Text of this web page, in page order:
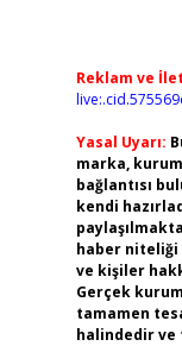
Reklam ve
Yasal Uyarı:
marka,
bağlantısı
kendi
haber niteliği
ve kişiler
Gerçek
tamamen
halindedir ve